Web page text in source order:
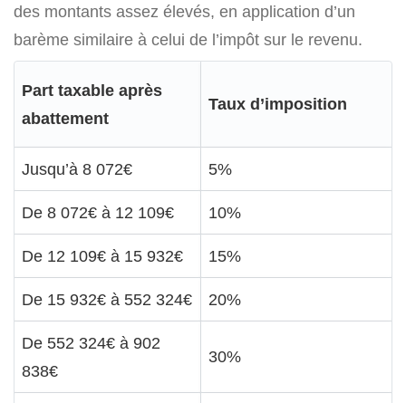
des montants assez élevés, en application d’un
barème similaire à celui de l’impôt sur le revenu.
Part taxable après
abattement
Taux d’imposition
Jusqu’à 8 072€ 5%
De 8 072€ à 12 109€ 10%
De 12 109€ à 15 932€ 15%
De 15 932€ à 552 324€ 20%
De 552 324€ à 902
838€
30%